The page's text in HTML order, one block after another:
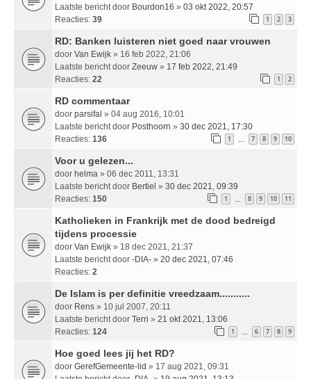
Laatste bericht door Bourdon16 » 03 okt 2022, 20:57
Reacties: 39 1 2 3
RD: Banken luisteren niet goed naar vrouwen
door Van Ewijk » 16 feb 2022, 21:06
Laatste bericht door Zeeuw » 17 feb 2022, 21:49
Reacties: 22 1 2
RD commentaar
door parsifal » 04 aug 2016, 10:01
Laatste bericht door Posthoorn » 30 dec 2021, 17:30
Reacties: 136 1 … 7 8 9 10
Voor u gelezen...
door helma » 06 dec 2011, 13:31
Laatste bericht door Bertiel » 30 dec 2021, 09:39
Reacties: 150 1 … 8 9 10 11
Katholieken in Frankrijk met de dood bedreigd
tijdens processie
door Van Ewijk » 18 dec 2021, 21:37
Laatste bericht door -DIA- » 20 dec 2021, 07:46
Reacties: 2
De Islam is per definitie vreedzaam...........
door Rens » 10 jul 2007, 20:11
Laatste bericht door Terri » 21 okt 2021, 13:06
Reacties: 124 1 … 6 7 8 9
Hoe goed lees jij het RD?
door GerefGemeente-lid » 17 aug 2021, 09:31